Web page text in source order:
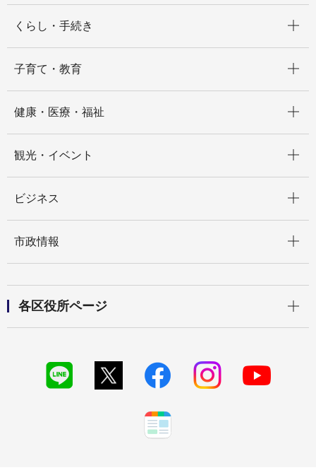
くらし・手続き
子育て・教育
健康・医療・福祉
観光・イベント
ビジネス
市政情報
各区役所ページ